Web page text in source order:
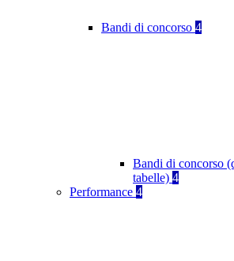
Bandi di concorso 4
Bandi di concorso
tabelle) 4
Performance 4